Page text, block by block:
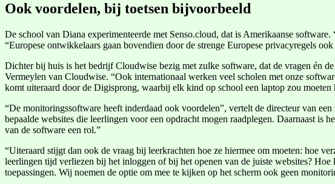
Ook voordelen, bij toetsen bijvoorbeeld
De school van Diana experimenteerde met Senso.cloud, dat is Amerikaanse
“Europese ontwikkelaars gaan bovendien door de strenge Europese privacyregels
Dichter bij huis is het bedrijf Cloudwise bezig met zulke software, dat de vragen én
Vermeylen van Cloudwise. “Ook internationaal werken veel scholen met onze
komt uiteraard door de Digisprong, waarbij elk kind op school een laptop zou moeten
“De monitoringssoftware heeft inderdaad ook voordelen”, vertelt de directeur van
bepaalde websites die leerlingen voor een opdracht mogen raadplegen. Daarnaast is
van de software een rol.”
“Uiteraard stijgt dan ook de vraag bij leerkrachten hoe ze hiermee om moeten: hoe
leerlingen tijd verliezen bij het inloggen of bij het openen van de juiste websites?
toepassingen. Wij noemen de optie om mee te kijken op het scherm ook geen